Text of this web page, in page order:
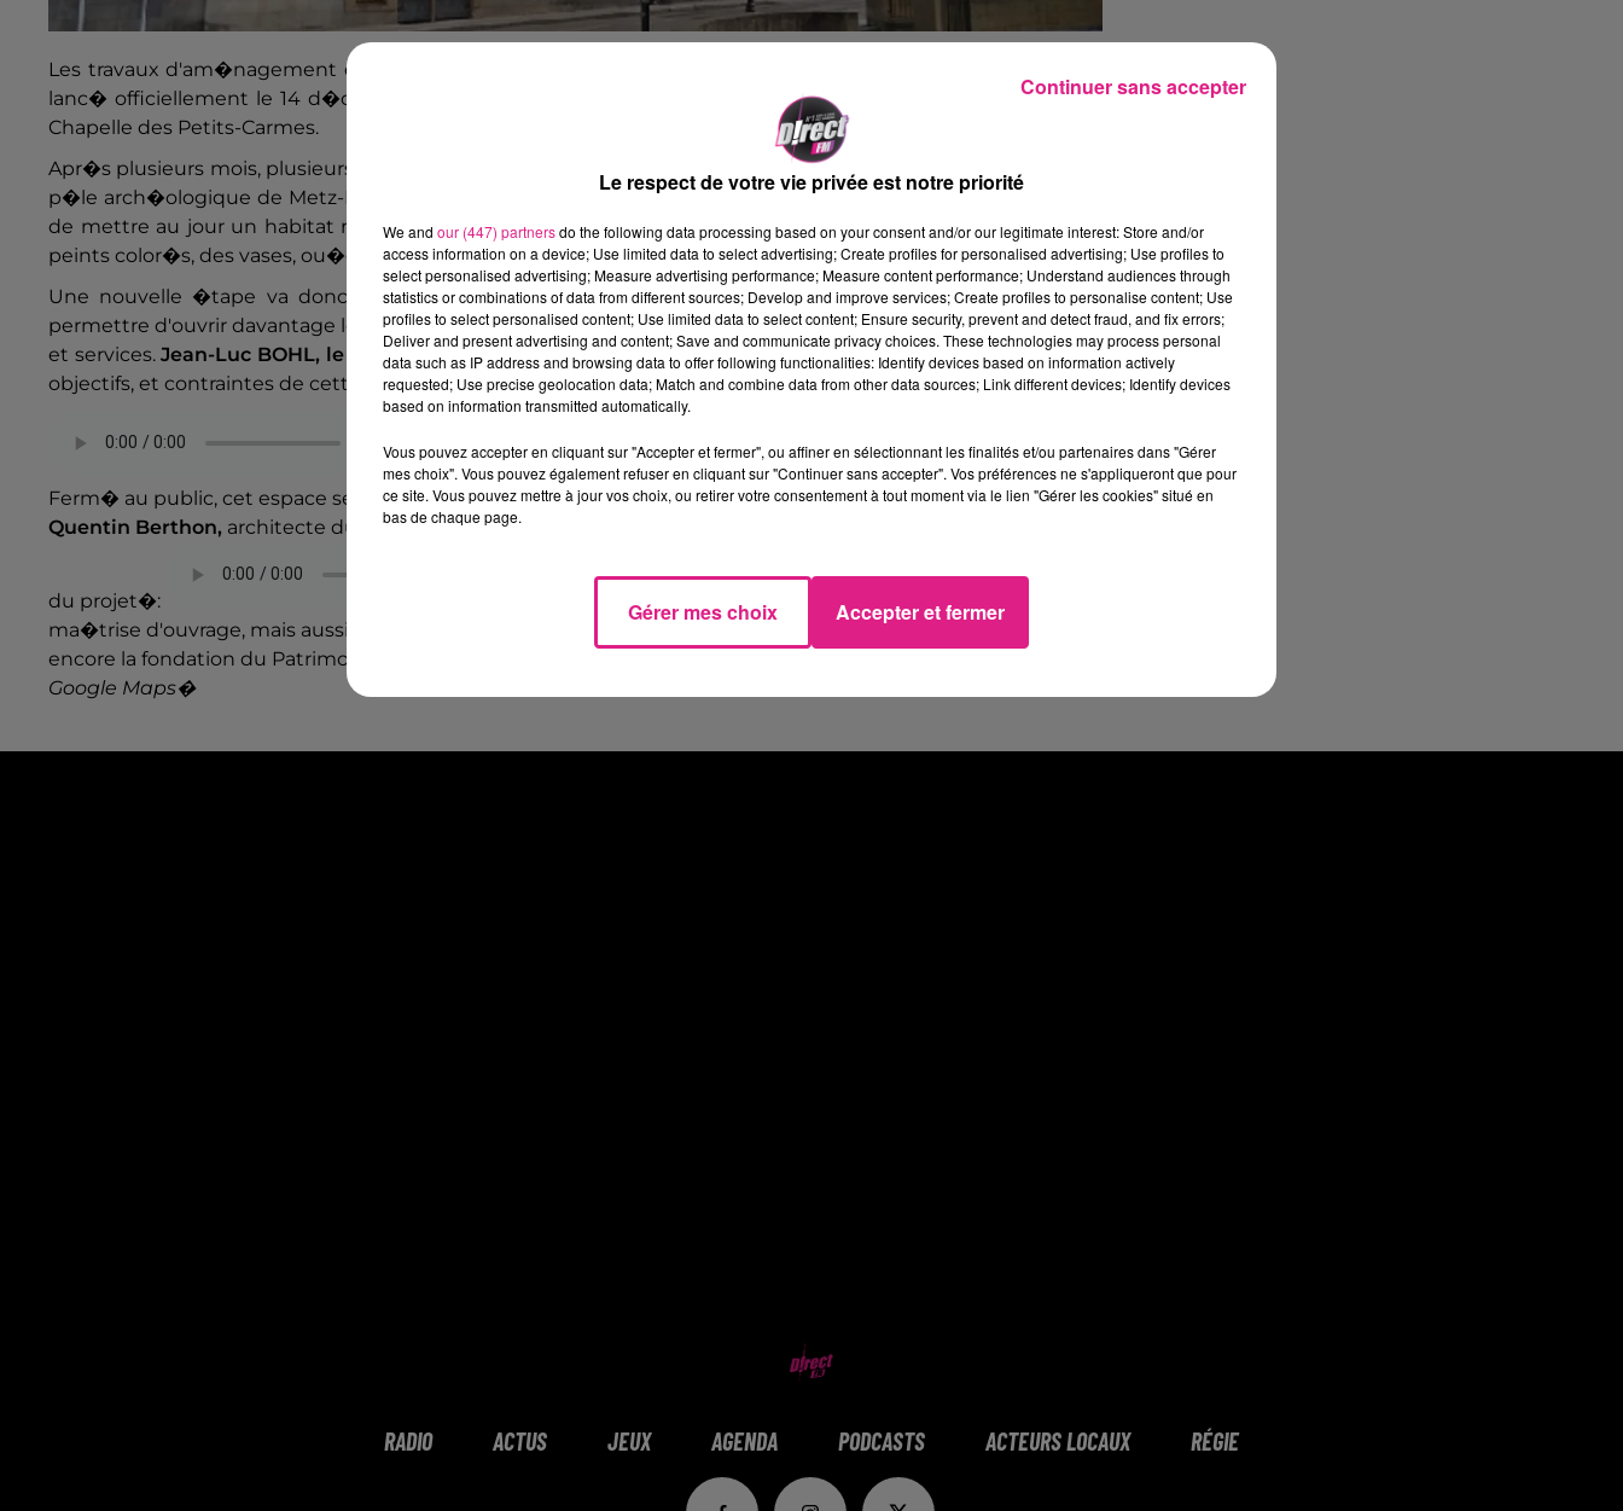
Les travaux d'am�nagement de la nouvelle entr�e
lanc� officiellement le 14 d�cembre dernier. Dans un an, les visiteurs entreront au Mus�e par l'ancienne
Chapelle des Petits-Carmes.
Apr�s plusieurs mois, plusieurs ann�es d'�tudes, les travaux sont enfin lanc�s. Les fouilles r�alis�es par le
p�le arch�ologique de Metz-M�tropole de janvier � mars dernier, sur une emprise de 300m2, ont permis
de mettre au jour un habitat romain du 1er si�cle apr�s JC, des�maisons, des caves d�cor�es d'enduits
peints color�s, des vases, ou�encore des monnaies...
Une nouvelle �tape va donc �tre franchie dans l'histoire de ce mus�e. La future entr�e vitr�e doit
permettre d'ouvrir davantage le mus�e sur la ville, et la ville sur le mus�e, avec de nouvelles fonctionnalit�s
et services.Jean-Luc BOHL, le pr�sident de Metz-M�tropole, revient au micro de S�bastien Souici, sur les
objectifs, et contraintes de cette restauration de l'ancienne chapelle en entr�e du mus�e�:
.La chapelle qui h�bergea la biblioth�que municipale de 1811 � 1977.
Ferm� au public, cet espace servait de lieu de rangement, il va de nouveau pouvoir �tre mis en valeur.
Quentin Berthon, architecte du Patrimoine pour le cabinet Exploration Architecture, donne un avant-go�t
du projet�:
Sur un budget de 2M� HT, Metz-M�tropole assure� la
ma�trise d'ouvrage, mais aussi l'Etat � hauteur de 450 000�, la R�gion Grand-Est pour 250 000�, ou
encore la fondation du Patrimoine gr�ce � un don de 100 000� de la Fondation Total.
Google Maps�
RADIO ACTUS JEUX AGENDA PODCASTS ACTEURS LOCAUX RÉGIE
Le respect de votre vie privée est notre priorité
We and our (447) partnersdo the following data processing based on your consent and/or our legitimate interest: Store and/or
access information on a device; Use limited data to select advertising; Create profiles for personalised advertising; Use profiles to
select personalised advertising; Measure advertising performance; Measure content performance; Understand audiences through
statistics or combinations of data from different sources; Develop and improve services; Create profiles to personalise content; Use
profiles to select personalised content; Use limited data to select content; Ensure security, prevent and detect fraud, and fix errors;
Deliver and present advertising and content; Save and communicate privacy choices. These technologies may process personal
data such as IP address and browsing data to offer following functionalities: Identify devices based on information actively
requested; Use precise geolocation data; Match and combine data from other data sources; Link different devices; Identify devices
based on information transmitted automatically.
Vous pouvez accepter en cliquant sur "Accepter et fermer", ou affiner en sélectionnant les finalités et/ou partenaires dans "Gérer
mes choix". Vous pouvez également refuser en cliquant sur "Continuer sans accepter". Vos préférences ne s'appliqueront que pour
ce site. Vous pouvez mettre à jour vos choix, ou retirer votre consentement à tout moment via le lien "Gérer les cookies" situé en
bas de chaque page.
Gérer mes choix Accepter et fermer
Continuer sans accepter